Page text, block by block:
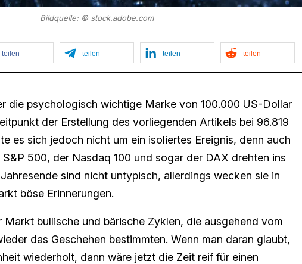
Bildquelle: © stock.adobe.com
teilen teilen teilen teilen
die psychologisch wichtige Marke von 100.000 US-Dollar
der Erstellung des vorliegenden Artikels bei 96.819
es sich jedoch nicht um ein isoliertes Ereignis, denn auch
500, der Nasdaq 100 und sogar der DAX drehten ins
sind nicht untypisch, allerdings wecken sie in
böse Erinnerungen.
Markt bullische und bärische Zyklen, die ausgehend vom
das Geschehen bestimmten. Wenn man daran glaubt,
wiederholt, dann wäre jetzt die Zeit reif für einen